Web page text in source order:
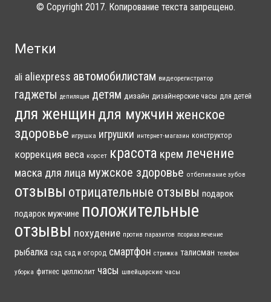
© Copyright 2017. Копирование текста запрещено.
Метки
ali aliexpress автомобилистам видеорегистратор
гаджеты депиляция детям дизайн дизайнерские часы для детей
для женщин для мужчин женское
здоровье игрушка игрушки интернет-магазин конструктор
коррекция веса корсет красота крем лечение
маска для лица мужское здоровье отбеливание зубов
отзывы отрицательные отзывы подарок
подарок мужчине положительные
отзывы похудение против паразитов псориаз лечение
рыбалка сад сад и огород смартфон стрижка талисман телефон
уборка фитнес целлюлит часы швейцарские часы